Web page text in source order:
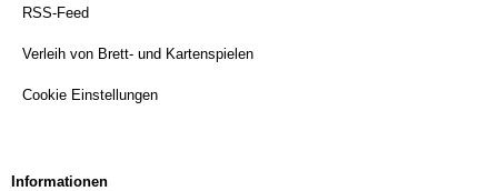
RSS-Feed
Verleih von Brett- und Kartenspielen
Cookie Einstellungen
Informationen